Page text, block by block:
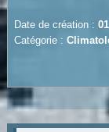
Date de création :
Catégorie :